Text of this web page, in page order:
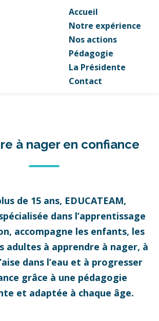
Accueil
Notre expérience
Nos actions
Pédagogie
La Présidente
Contact
à nager en confiance
de 15 ans, EDUCATEAM,
dans l’apprentissage
accompagne les enfants, les
adultes à apprendre à nager, à
dans l’eau et à progresser
grâce à une pédagogie
et adaptée à chaque âge.